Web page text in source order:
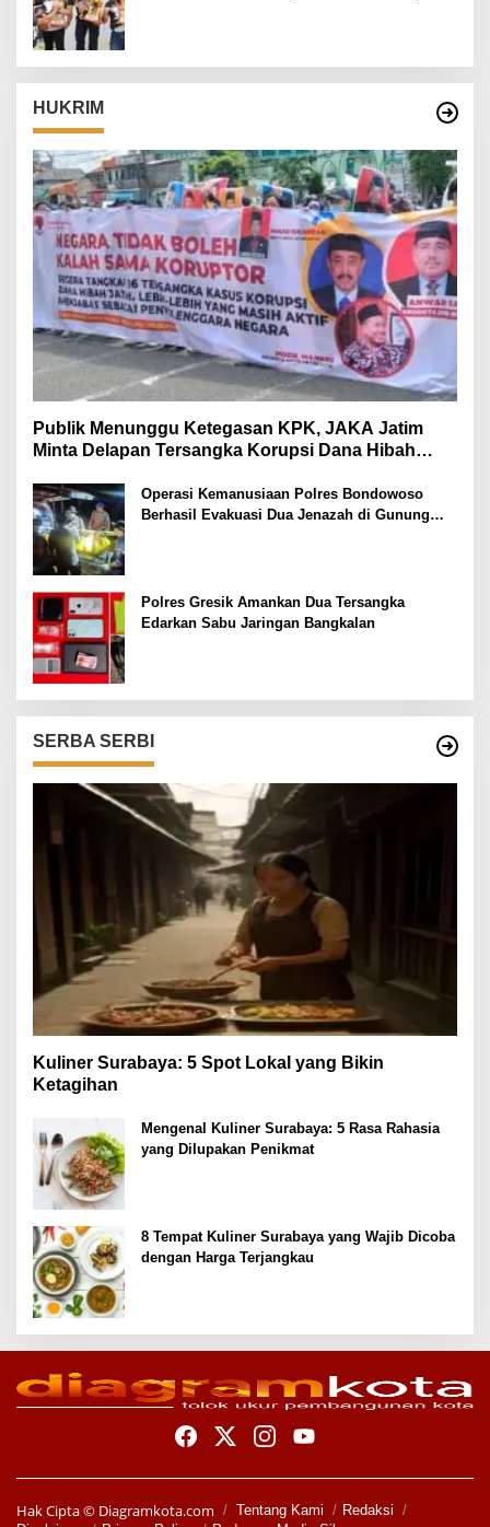
HUKRIM
Publik Menunggu Ketegasan KPK, JAKA Jatim
Minta Delapan Tersangka Korupsi Dana Hibah
Operasi Kemanusiaan Polres Bondowoso
Berhasil Evakuasi Dua Jenazah di Gunung
Polres Gresik Amankan Dua Tersangka
Edarkan Sabu Jaringan Bangkalan
SERBA SERBI
Kuliner Surabaya: 5 Spot Lokal yang Bikin
Ketagihan
Mengenal Kuliner Surabaya: 5 Rasa Rahasia
yang Dilupakan Penikmat
8 Tempat Kuliner Surabaya yang Wajib Dicoba
dengan Harga Terjangkau
Hak Cipta © Diagramkota.com Tentang Kami
Redaksi